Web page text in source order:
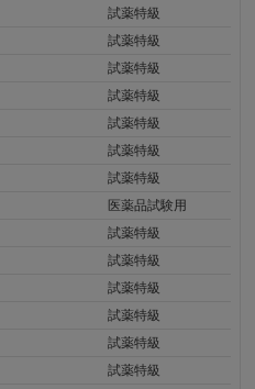
試薬特級
試薬特級
試薬特級
試薬特級
試薬特級
試薬特級
試薬特級
医薬品試験用
試薬特級
試薬特級
試薬特級
試薬特級
試薬特級
試薬特級